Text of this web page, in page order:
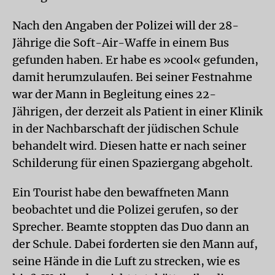
Nach den Angaben der Polizei will der 28-
Jährige die Soft-Air-Waffe in einem Bus
gefunden haben. Er habe es »cool« gefunden,
damit herumzulaufen. Bei seiner Festnahme
war der Mann in Begleitung eines 22-
Jährigen, der derzeit als Patient in einer Klinik
in der Nachbarschaft der jüdischen Schule
behandelt wird. Diesen hatte er nach seiner
Schilderung für einen Spaziergang abgeholt.
Ein Tourist habe den bewaffneten Mann
beobachtet und die Polizei gerufen, so der
Sprecher. Beamte stoppten das Duo dann an
der Schule. Dabei forderten sie den Mann auf,
seine Hände in die Luft zu strecken, wie es